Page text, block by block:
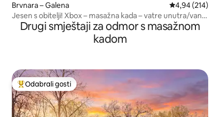
Brvnara – Galena Prosječna
4,94 (214)
Jesen s obitelji! Xbox – masažna kada – vatre unutra/vani
– igraonica!
Drugi smještaji za odmor s masažnom
kadom
Među najviše rangiranima s oznakom „Odabrali gosti”
Odabrali gosti